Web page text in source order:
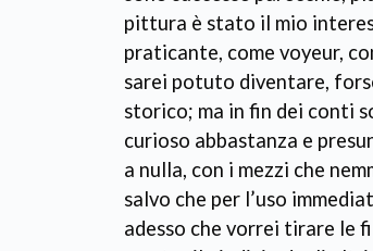
pittura è stato il mio
praticante, come voyeur,
sarei potuto diventare,
storico; ma in fin dei conti
curioso abbastanza e
a nulla, con i mezzi che
salvo che per l’uso
adesso che vorrei tirare le